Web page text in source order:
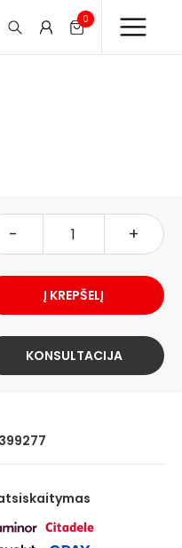
0
- +
Į KREPŠELĮ
KONSULTACIJA